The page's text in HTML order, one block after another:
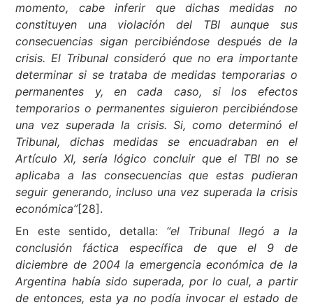
momento, cabe inferir que dichas medidas no
constituyen una violación del TBI aunque sus
consecuencias sigan percibiéndose después de la
crisis. El Tribunal consideró que no era importante
determinar si se trataba de medidas temporarias o
permanentes y, en cada caso, si los efectos
temporarios o permanentes siguieron percibiéndose
una vez superada la crisis. Si, como determinó el
Tribunal, dichas medidas se encuadraban en el
Artículo XI, sería lógico concluir que el TBI no se
aplicaba a las consecuencias que estas pudieran
seguir generando, incluso una vez superada la crisis
económica”[28].
En este sentido, detalla: “el Tribunal llegó a la
conclusión fáctica específica de que el 9 de
diciembre de 2004 la emergencia económica de la
Argentina había sido superada, por lo cual, a partir
de entonces, esta ya no podía invocar el estado de